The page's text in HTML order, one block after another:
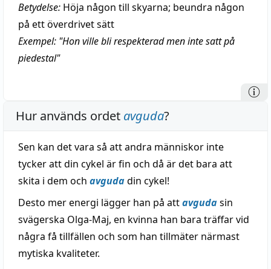
Betydelse: Höja någon till skyarna; beundra någon
på ett överdrivet sätt
Exempel: "Hon ville bli respekterad men inte satt på
piedestal"
Hur används ordet avguda?
Sen kan det vara så att andra människor inte
tycker att din cykel är fin och då är det bara att
skita i dem och avgudadin cykel!
Desto mer energi lägger han på attavgudasin
svägerska Olga-Maj, en kvinna han bara träffar vid
några få tillfällen och som han tillmäter närmast
mytiska kvaliteter.